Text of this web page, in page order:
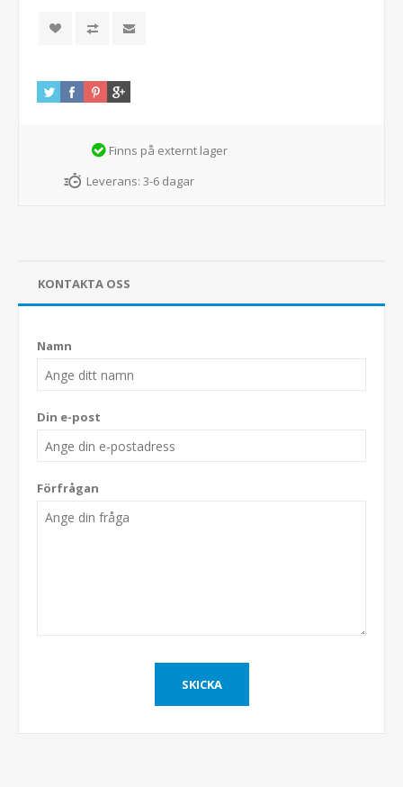
Finns på externt lager
Leverans: 3-6 dagar
KONTAKTA OSS
Namn
Din e-post
Förfrågan